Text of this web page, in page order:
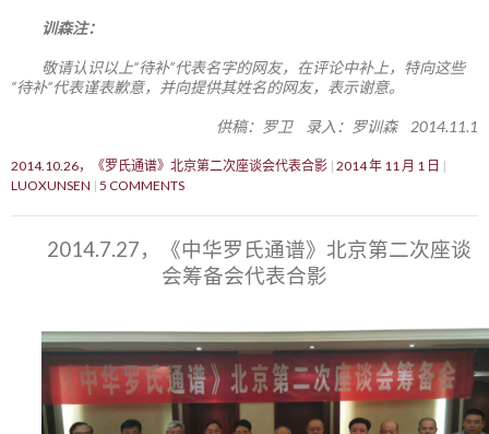
训森注：
敬请认识以上“待补”代表名字的网友，在评论中补上，特向这些
“待补”代表谨表歉意，并向提供其姓名的网友，表示谢意。
供稿：罗卫 录入：罗训森 2014.11.1
2014.10.26，《罗氏通谱》北京第二次座谈会代表合影 2014 年 11 月 1 日
LUOXUNSEN 5 COMMENTS
2014.7.27，《中华罗氏通谱》北京第二次座谈
会筹备会代表合影